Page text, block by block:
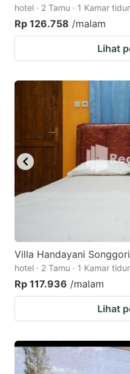
hotel · 2 Tamu · 1 Kamar tidur
Rp 126.758 /malam
Lihat
Villa Handayani
hotel · 2 Tamu · 1 Kamar tidur
Rp 117.936 /malam
Lihat